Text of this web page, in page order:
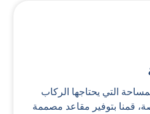
التي يحتاجها الركاب
قمنا بتوفير مقاعد مصممة